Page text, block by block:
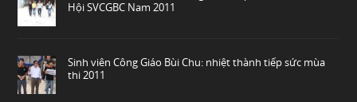
Hội SVCGBC Nam 2011
Sinh viên Công Giáo Bùi Chu: nhiệt thành tiếp sức mùa
thi 2011